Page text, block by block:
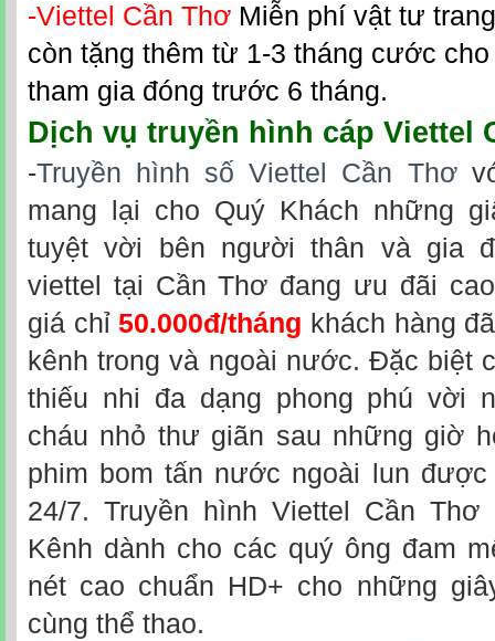
-Viettel Cần Thơ Miễn phí vật tư
còn tặng thêm từ 1-3 tháng cước
tham gia đóng trước 6 tháng.
Dịch vụ truyền hình cáp Viettel
-Truyền hình số Viettel Cần Thơ
mang lại cho Quý Khách những
tuyệt vời bên người thân và gia
viettel tại Cần Thơ đang ưu đãi
giá chỉ50.000đ/tháng khách hàng
kênh trong và ngoài nước. Đặc biệt
thiếu nhi đa dạng phong phú vời
cháu nhỏ thư giãn sau những giờ
phim bom tấn nước ngoài lun
24/7. Truyền hình Viettel Cần
Kênh dành cho các quý ông đam
nét cao chuẩn HD+ cho những
cùng thể thao.